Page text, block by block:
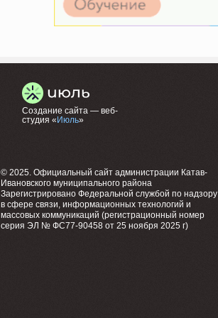
Создание сайта — веб-
студия « Июль»
© 2025. Официальный сайт администрации Катав-
Ивановского муниципального района
Зарегистрировано Федеральной службой по надзору
в сфере связи, информационных технологий и
массовых коммуникаций (регистрационный номер
серия ЭЛ № ФС77-90458 от 25 ноября 2025 г)